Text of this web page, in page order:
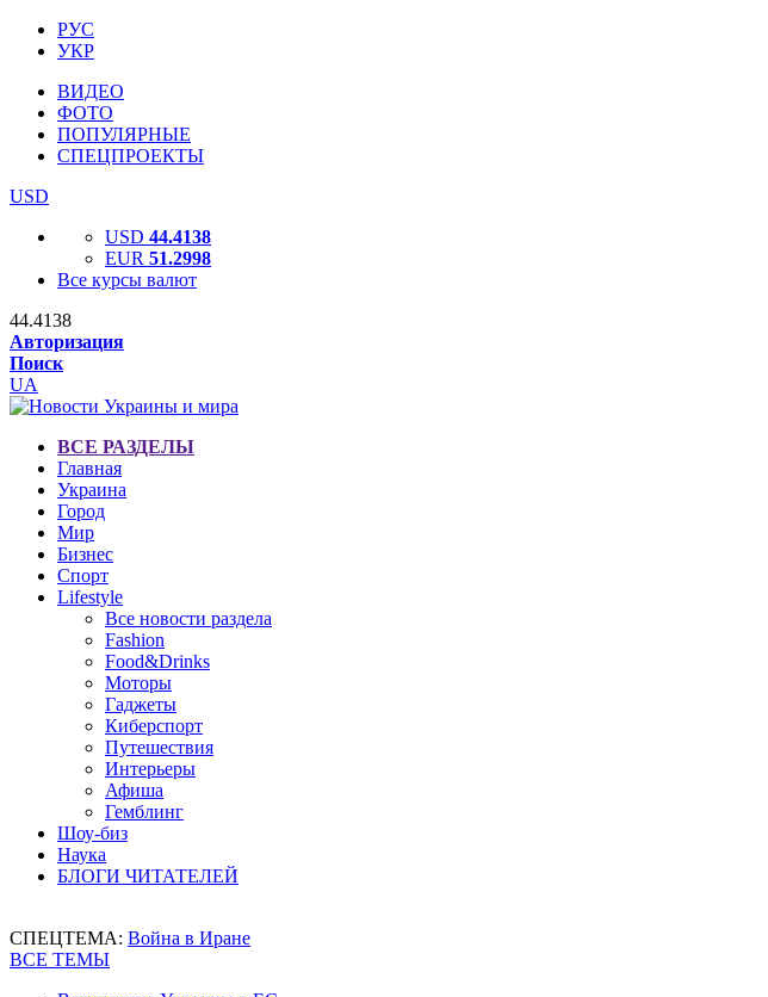
РУС
УКР
ВИДЕО
ФОТО
ПОПУЛЯРНЫЕ
СПЕЦПРОЕКТЫ
USD
USD 44.4138
EUR 51.2998
Все курсы валют
44.4138
Авторизация
Поиск
UA
ВСЕ РАЗДЕЛЫ
Главная
Украина
Город
Мир
Бизнес
Спорт
Lifestyle
Все новости раздела
Fashion
Food&Drinks
Моторы
Гаджеты
Киберспорт
Путешествия
Интерьеры
Афиша
Гемблинг
Шоу-биз
Наука
БЛОГИ ЧИТАТЕЛЕЙ
СПЕЦТЕМА: Война в Иране
ВСЕ ТЕМЫ